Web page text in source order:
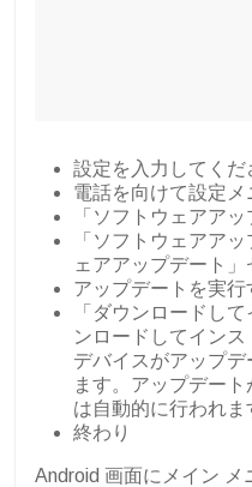
設定を入力してくだ
電話を向けて設定メ
「ソフトウェアア
「ソフトウェアア
ェアアップデート」
アップデートを実行
「ダウンロードし
ンロードしてインス
デバイスがアップ
ます。アップデー
は自動的に行われま
終わり
Android 画面にメイン